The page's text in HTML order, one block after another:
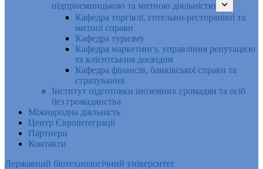
підприємницькою та митною діяльністю
Кафедра торгівлі, готельно-ресторанної та
митної справи
Кафедра туризму
Кафедра маркетингу, управління репутацією
та клієнтським досвідом
Кафедра фінансів, банківської справи та
страхування
Інститут підготовки іноземних громадян та осіб
без громадянства
Міжнародна діяльність
Центр Євроінтеграції
Партнери
Контакти
Державний біотехнологічний університет